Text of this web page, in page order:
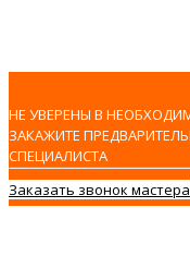
НЕ УВЕРЕНЫ В
ЗАКАЖИТЕ
СПЕЦИАЛИСТА
Заказать звонок мастера